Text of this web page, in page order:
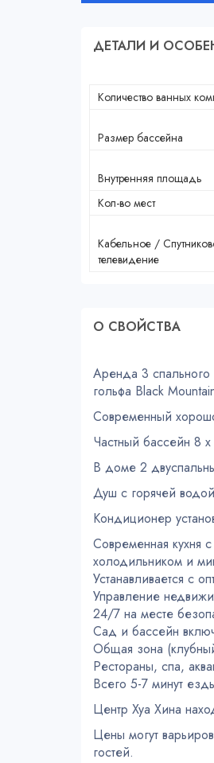
ДЕТАЛИ И
Количество ванных
Размер бассейна
Внутренняя площадь
Кол-во мест
Кабельное /
телевидение
О СВОЙСТВA
Аренда 3
гольфа Black
Современный
Частный бассейн 8
В доме 2
Душ с горячей
Кондиционер
Современная кухня
холодильником и
Устанавливается с
Управление
24/7 на месте
Сад и бассейн
Общая зона
Рестораны, спа,
Всего 5-7 минут
Центр Хуа Хина
Цены могут
гостей.